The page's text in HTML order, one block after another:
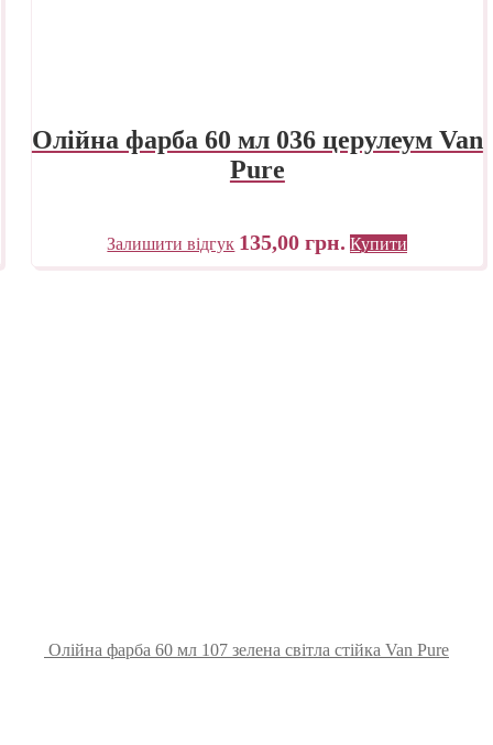
Олійна фарба 60 мл 036 церулеум Van
Pure
Залишити відгук 135,00грн. Купити
Олійна фарба 60 мл 107 зелена світла стійка Van Pure